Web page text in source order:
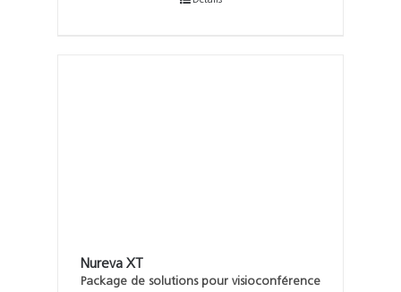
Nureva XT
Package de solutions pour visioconférence